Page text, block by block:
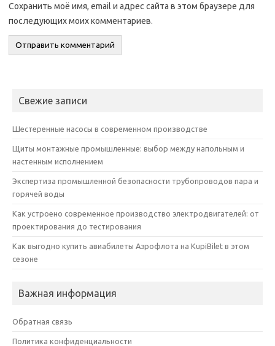
Сохранить моё имя, email и адрес сайта в этом браузере для
последующих моих комментариев.
Свежие записи
Шестеренные насосы в современном производстве
Щиты монтажные промышленные: выбор между напольным и
настенным исполнением
Экспертиза промышленной безопасности трубопроводов пара и
горячей воды
Как устроено современное производство электродвигателей: от
проектирования до тестирования
Как выгодно купить авиабилеты Аэрофлота на KupiBilet в этом
сезоне
Важная информация
Обратная связь
Политика конфиденциальности